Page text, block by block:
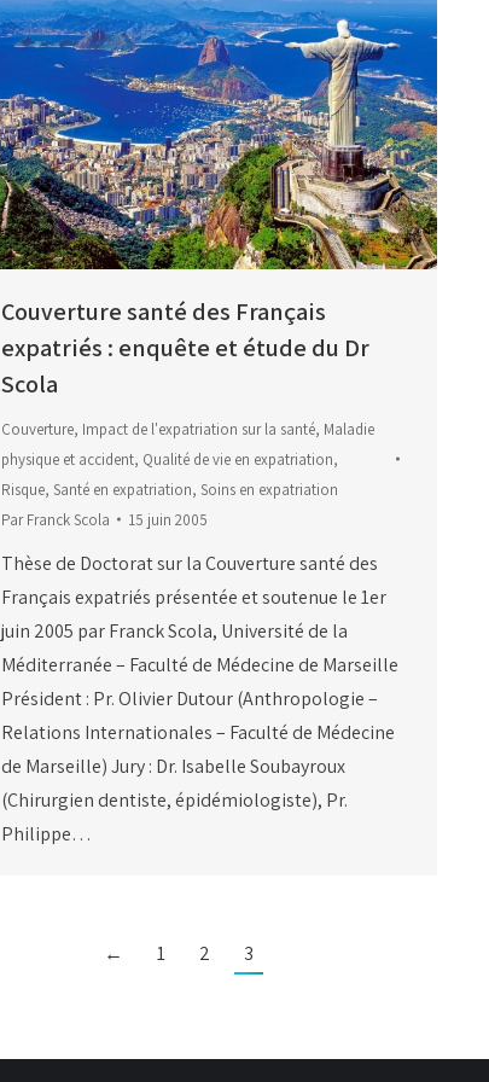
Couverture santé des Français
expatriés : enquête et étude du Dr
Scola
Couverture, Impact de l'expatriation sur la santé, Maladie
physique et accident, Qualité de vie en expatriation,
Risque, Santé en expatriation, Soins en expatriation
ParFranck Scola 15 juin 2005
Thèse de Doctorat sur la Couverture santé des
Français expatriés présentée et soutenue le 1er
juin 2005 par Franck Scola, Université de la
Méditerranée – Faculté de Médecine de Marseille
Président : Pr. Olivier Dutour (Anthropologie –
Relations Internationales – Faculté de Médecine
de Marseille) Jury : Dr. Isabelle Soubayroux
(Chirurgien dentiste, épidémiologiste), Pr.
Philippe…
← 1 2 3